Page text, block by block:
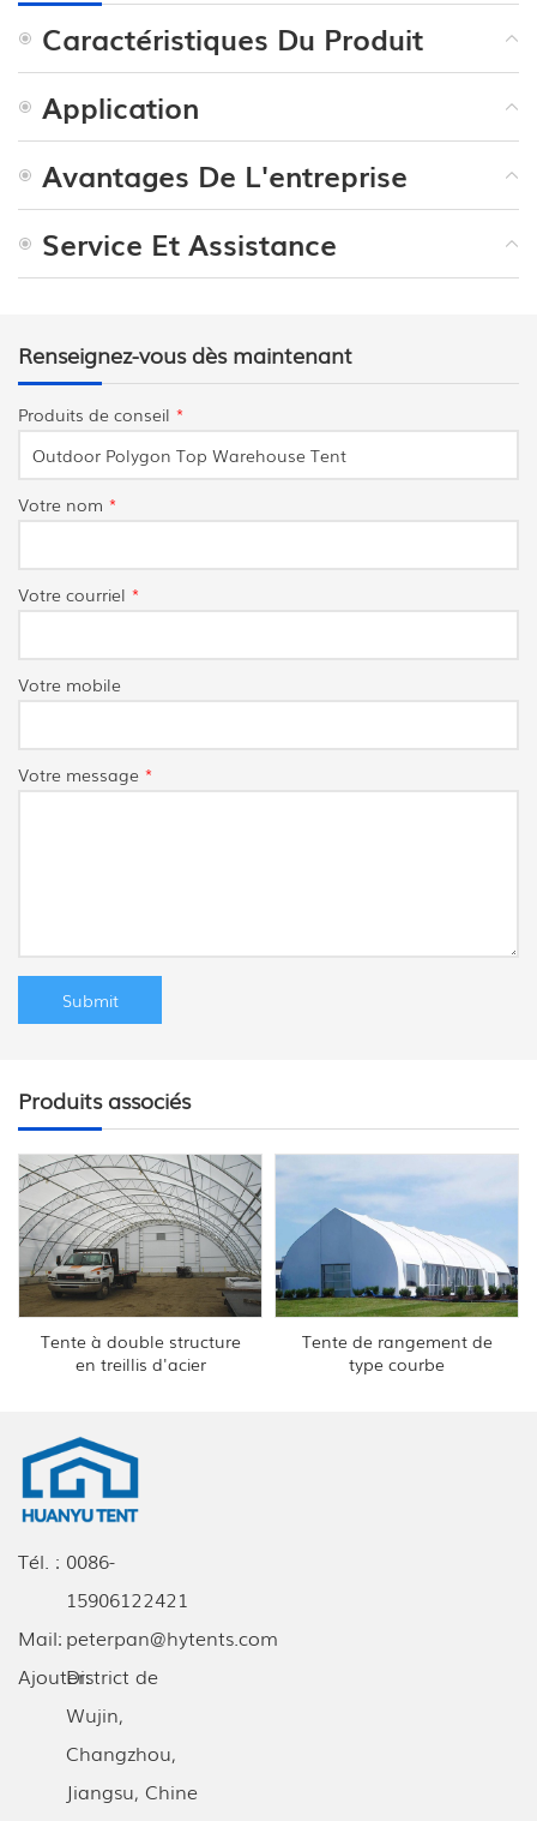
Caractéristiques Du Produit
Application
Avantages De L'entreprise
Service Et Assistance
Renseignez-vous dès maintenant
Produits de conseil *
Votre nom *
Votre courriel *
Votre mobile
Votre message *
Produits associés
Tente à double structure
en treillis d'acier
Tente de rangement de
type courbe
Ajouter:District de
Wujin,
Changzhou,
Jiangsu, Chine
Tél. : 0086-
15906122421
Mail: peterpan@hytents.com